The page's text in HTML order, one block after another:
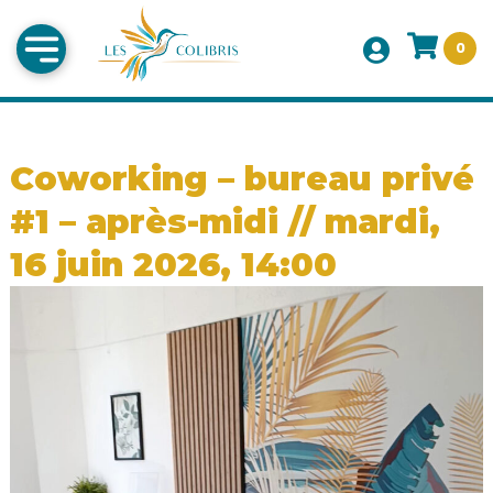
0
Coworking – bureau privé
#1 – après-midi // mardi,
16 juin 2026, 14:00